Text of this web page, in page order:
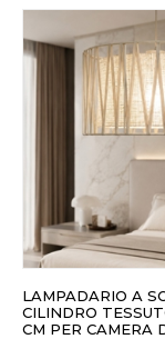
LAMPADARIO A
CILINDRO
CM PER CAMERA